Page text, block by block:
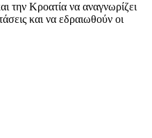
την Κροατία να αναγνωρίζει
και να εδραιωθούν οι